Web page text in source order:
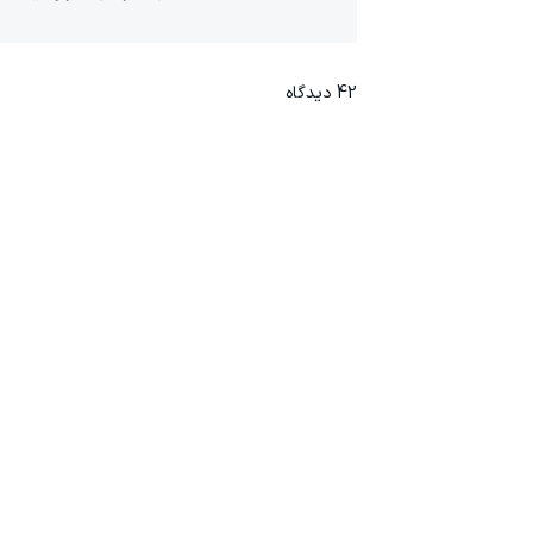
42 دیدگاه